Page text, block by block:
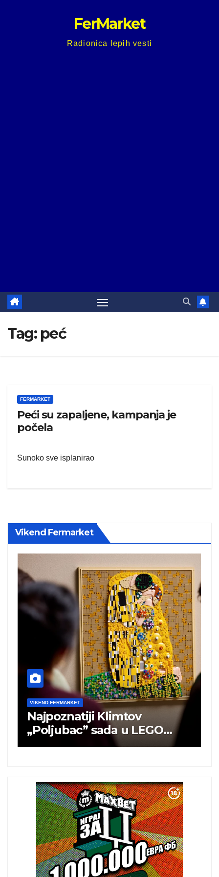
FerMarket
Radionica lepih vesti
Tag: peć
FERMARKET
Peći su zapaljene, kampanja je
počela
Sunoko sve isplanirao
Vikend Fermarket
u LEGO
VIKEND FERMARKET
Novi tehnološki